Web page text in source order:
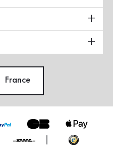
France